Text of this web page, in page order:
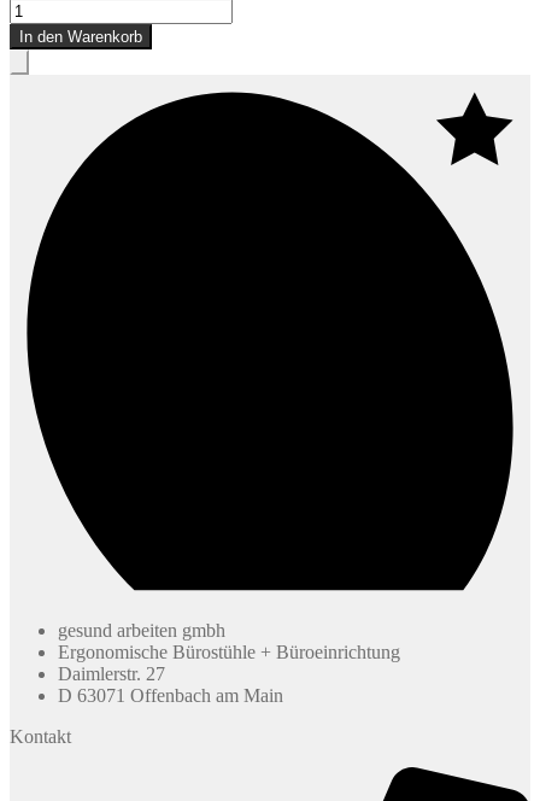
In den Warenkorb
gesund arbeiten gmbh
Ergonomische Bürostühle + Büroeinrichtung
Daimlerstr. 27
D 63071 Offenbach am Main
Kontakt